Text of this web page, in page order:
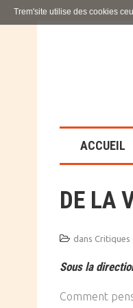
ACCUEIL
LA
DE LA
dans Critiques
Sous la
Comment
Trem'site utilise des cookies